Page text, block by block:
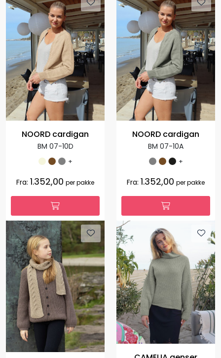
NOORD cardigan
BM 07-10D
+
Fra: 1.352,00 per pakke
NOORD cardigan
BM 07-10A
+
Fra: 1.352,00 per pakke